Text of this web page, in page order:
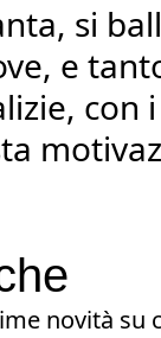
si
e
con
novità su